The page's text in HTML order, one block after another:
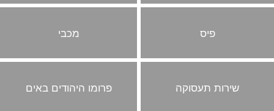
פיס מכבי
שירות תעסוקה פרומו היהודים באים